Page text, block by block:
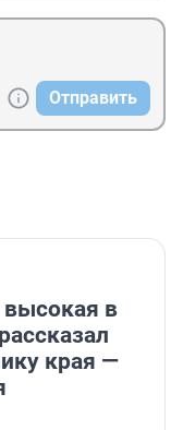
Отправить
высокая в
края —